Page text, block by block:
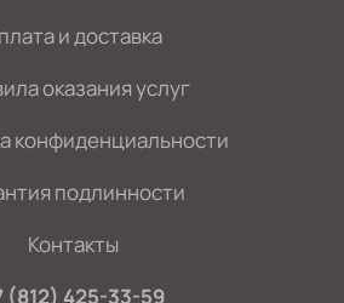
и доставка
оказания услуг
конфиденциальности
подлинности
Контакты
(812) 425-33-59